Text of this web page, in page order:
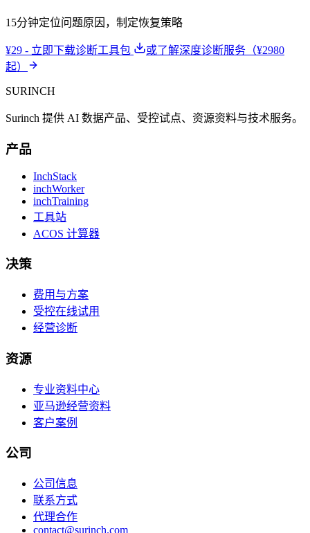
15分钟定位问题原因，制定恢复策略
¥29 - 立即下载诊断工具包
或了解深度诊断服务（¥2980
起）
SURINCH
Surinch 提供 AI 数据产品、受控试点、资源资料与技术服务。
产品
InchStack
inchWorker
inchTraining
工具站
ACOS 计算器
决策
费用与方案
受控在线试用
经营诊断
资源
专业资料中心
亚马逊经营资料
客户案例
公司
公司信息
联系方式
代理合作
contact@surinch.com